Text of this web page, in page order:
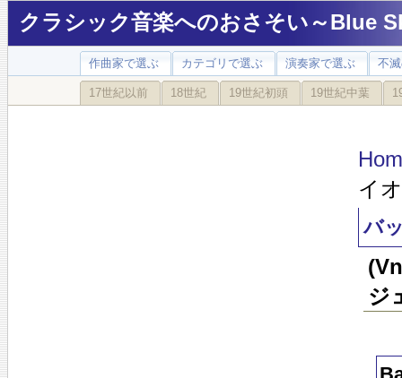
クラシック音楽へのおさそい～Blue
作曲家で選ぶ カテゴリで選ぶ 演奏家で選ぶ 不
17世紀以前 18世紀 19世紀初頭 19世紀中葉
イ
バ
ジ